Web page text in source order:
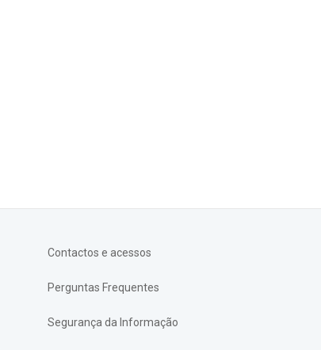
Contactos e acessos
Perguntas Frequentes
Segurança da Informação